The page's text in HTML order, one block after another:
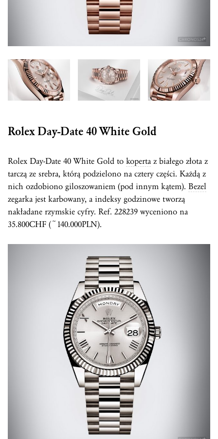
Rolex Day-Date 40 White Gold
Rolex Day-Date 40 White Gold to koperta z białego złota z
tarczą ze srebra, którą podzielono na cztery części. Każdą z
nich ozdobiono giloszowaniem (pod innym kątem). Bezel
zegarka jest karbowany, a indeksy godzinowe tworzą
nakładane rzymskie cyfry. Ref. 228239 wyceniono na
35.800CHF (~140.000PLN).